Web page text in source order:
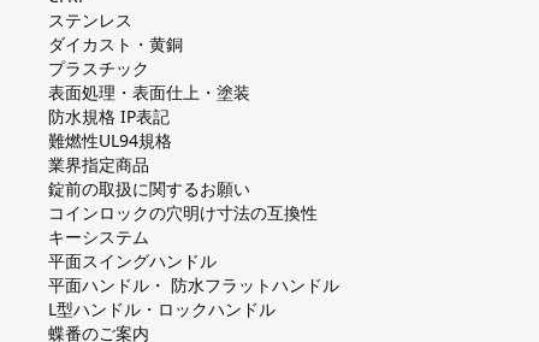
ステンレス
ダイカスト・⻩銅
プラスチック
表面処理・表面仕上・塗装
防⽔規格 IP表記
難燃性UL94規格
業界指定商品
錠前の取扱に関するお願い
コインロックの⽳明け⼨法の互換性
キーシステム
平⾯スイングハンドル
平⾯ハンドル・ 防⽔フラットハンドル
L型ハンドル・ロックハンドル
蝶番のご案内